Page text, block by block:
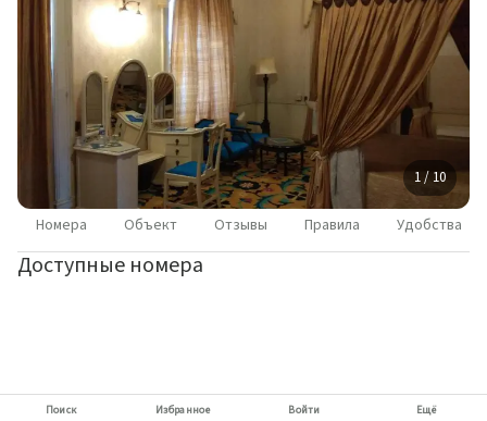
1 / 10
Номера Объект Отзывы Правила Удобства
Доступные номера
Поиск Избранное Войти Ещё